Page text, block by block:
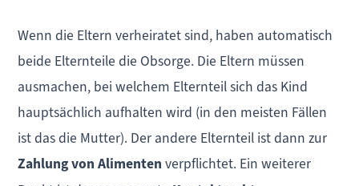
Wenn die Eltern verheiratet sind, haben automatisch
beide Elternteile die Obsorge. Die Eltern müssen
ausmachen, bei welchem Elternteil sich das Kind
hauptsächlich aufhalten wird (in den meisten Fällen
ist das die Mutter). Der andere Elternteil ist dann zur
Zahlung von Alimenten verpflichtet. Ein weiterer